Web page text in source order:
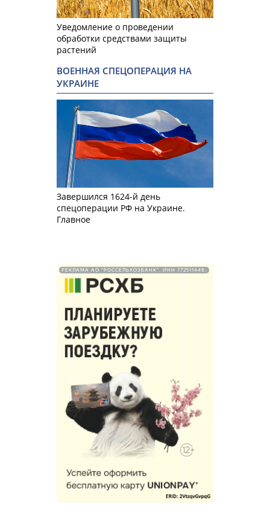
Уведомление о проведении
обработки средствами защиты
растений
ВОЕННАЯ СПЕЦОПЕРАЦИЯ НА
УКРАИНЕ
Завершился 1624-й день
спецоперации РФ на Украине.
Главное
РЕКЛАМА АО "РОССЕЛЬХОЗБАНК". ИНН 772511448.